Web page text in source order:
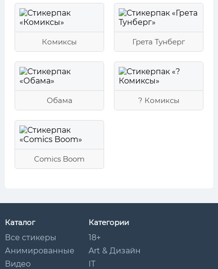
Комиксы Грета Тунберг
Обама ? Комиксы
Comics Boom
Каталог
Все стикеры
Анимированные
Видео
Категории
18+
Art & Дизайн
IT